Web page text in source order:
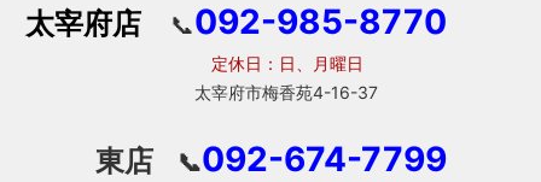
太宰府店 📞092-985-8770
定休日：日、月曜日
太宰府市梅香苑4-16-37
東店 📞092-674-7799